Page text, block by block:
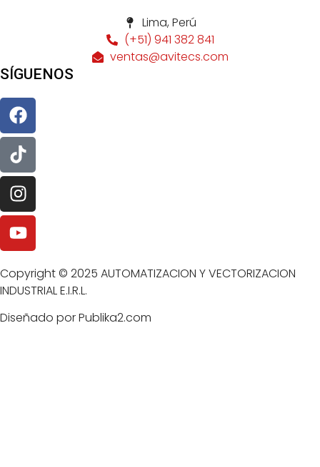
Lima, Perú
(+51) 941 382 841
ventas@avitecs.com
SÍGUENOS
Copyright © 2025 AUTOMATIZACION Y VECTORIZACION
INDUSTRIAL E.I.R.L.
Diseñado por Publika2.com